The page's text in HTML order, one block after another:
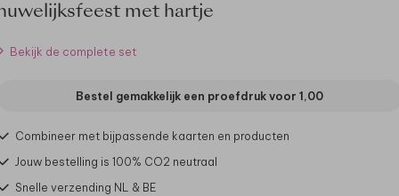
met hartje
Bekijk de complete set
Bestel gemakkelijk een proefdruk voor 1,00
Combineer met bijpassende kaarten en producten
Jouw bestelling is 100% CO2 neutraal
Snelle verzending NL & BE